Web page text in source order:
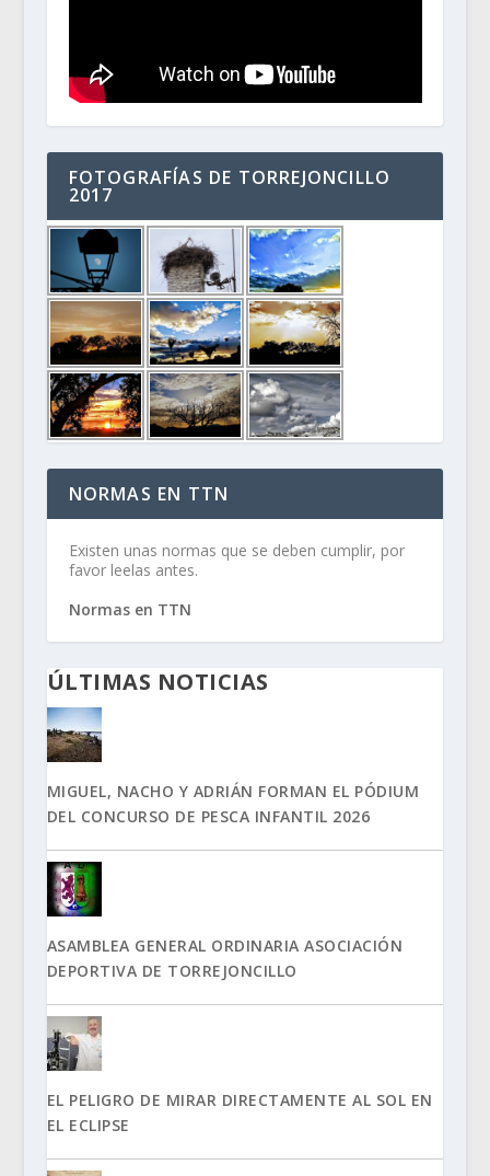
FOTOGRAFÍAS DE TORREJONCILLO
2017
NORMAS EN TTN
Existen unas normas que se deben cumplir, por
favor leelas antes.
Normas en TTN
ÚLTIMAS NOTICIAS
MIGUEL, NACHO Y ADRIÁN FORMAN EL PÓDIUM
DEL CONCURSO DE PESCA INFANTIL 2026
ASAMBLEA GENERAL ORDINARIA ASOCIACIÓN
DEPORTIVA DE TORREJONCILLO
EL PELIGRO DE MIRAR DIRECTAMENTE AL SOL EN
EL ECLIPSE